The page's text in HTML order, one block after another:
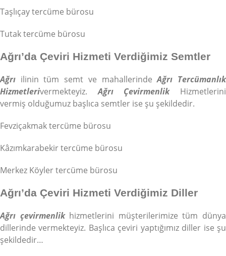
Taşlıçay tercüme bürosu
Tutak tercüme bürosu
Ağrı’da Çeviri Hizmeti Verdiğimiz Semtler
Ağrı ilinin tüm semt ve mahallerindeAğrı Tercümanlık
Hizmetlerivermekteyiz.Ağrı ÇevirmenlikHizmetlerini
vermiş olduğumuz başlıca semtler ise şu şekildedir.
Fevziçakmak tercüme bürosu
Kâzımkarabekir tercüme bürosu
Merkez Köyler tercüme bürosu
Ağrı’da Çeviri Hizmeti Verdiğimiz Diller
Ağrı çevirmenlikhizmetlerini müşterilerimize tüm dünya
dillerinde vermekteyiz. Başlıca çeviri yaptığımız diller ise şu
şekildedir…